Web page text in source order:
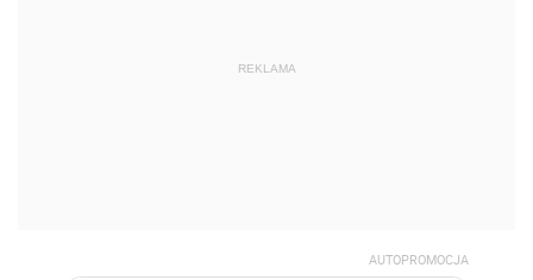
REKLAMA
AUTOPROMOCJA